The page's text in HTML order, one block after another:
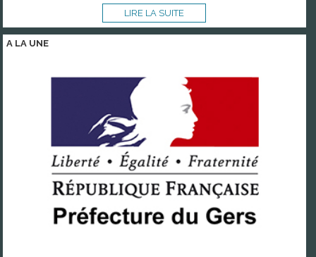
LIRE LA SUITE
A LA UNE